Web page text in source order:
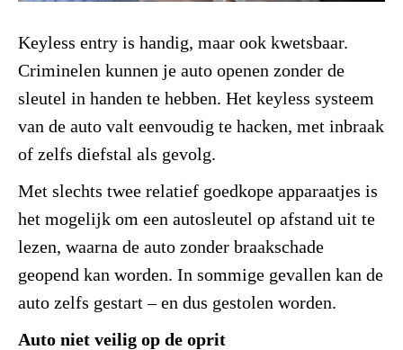
Keyless entry is handig, maar ook kwetsbaar.
Criminelen kunnen je auto openen zonder de
sleutel in handen te hebben. Het keyless systeem
van de auto valt eenvoudig te hacken, met inbraak
of zelfs diefstal als gevolg.
Met slechts twee relatief goedkope apparaatjes is
het mogelijk om een autosleutel op afstand uit te
lezen, waarna de auto zonder braakschade
geopend kan worden. In sommige gevallen kan de
auto zelfs gestart – en dus gestolen worden.
Auto niet veilig op de oprit